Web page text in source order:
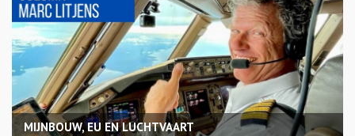
MIJNBOUW, EU EN LUCHTVAART